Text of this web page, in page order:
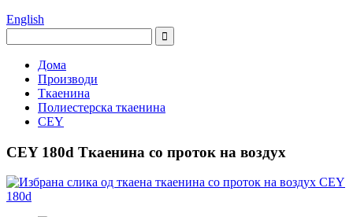
English
Дома
Производи
Ткаенина
Полиестерска ткаенина
CEY
CEY 180d Ткаенина со проток на воздух